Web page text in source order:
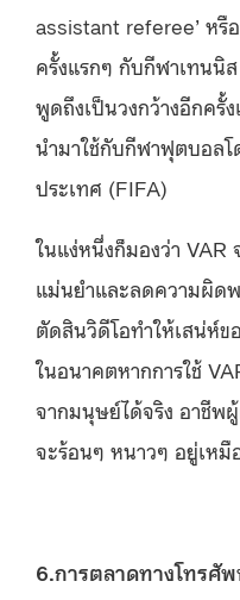
assistant referee’ หรือ
ครั้งแรกๆ กับกีฬาเทนนิ
พูดถึงเป็นวงกว้างอีกครั้
นำมาใช้กับกีฬาฟุตบอล
ประเทศ (FIFA)
ในแง่หนึ่งก็มองว่า VAR
แม่นยำและลดความผิด
ตัดสินวิดีโอทำให้เสน่ห์
ในอนาคตหากการใช้
จากมนุษย์ได้จริง อาชีพ
จะร้อนๆ หนาวๆ อยู่เหมื
6.การตลาดทางโทรศั